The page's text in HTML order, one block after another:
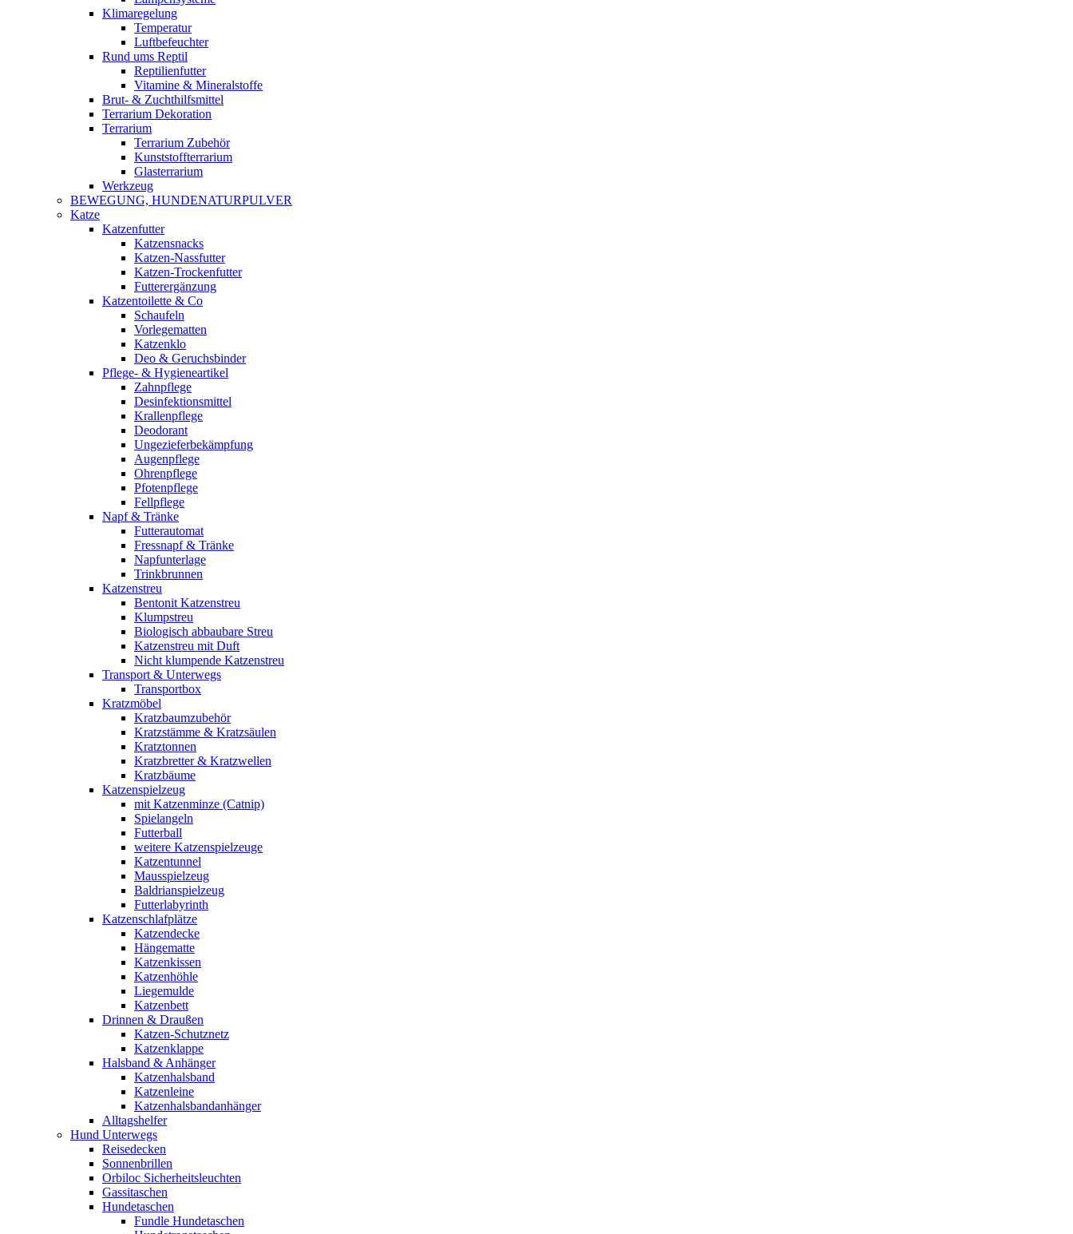
Klimaregelung
Temperatur
Luftbefeuchter
Rund ums Reptil
Reptilienfutter
Vitamine & Mineralstoffe
Brut- & Zuchthilfsmittel
Terrarium Dekoration
Terrarium
Terrarium Zubehör
Kunststoffterrarium
Glasterrarium
Werkzeug
BEWEGUNG, HUNDENATURPULVER
Katze
Katzenfutter
Katzensnacks
Katzen-Nassfutter
Katzen-Trockenfutter
Futterergänzung
Katzentoilette & Co
Schaufeln
Vorlegematten
Katzenklo
Deo & Geruchsbinder
Pflege- & Hygieneartikel
Zahnpflege
Desinfektionsmittel
Krallenpflege
Deodorant
Ungezieferbekämpfung
Augenpflege
Ohrenpflege
Pfotenpflege
Fellpflege
Napf & Tränke
Futterautomat
Fressnapf & Tränke
Napfunterlage
Trinkbrunnen
Katzenstreu
Bentonit Katzenstreu
Klumpstreu
Biologisch abbaubare Streu
Katzenstreu mit Duft
Nicht klumpende Katzenstreu
Transport & Unterwegs
Transportbox
Kratzmöbel
Kratzbaumzubehör
Kratzstämme & Kratzsäulen
Kratztonnen
Kratzbretter & Kratzwellen
Kratzbäume
Katzenspielzeug
mit Katzenminze (Catnip)
Spielangeln
Futterball
weitere Katzenspielzeuge
Katzentunnel
Mausspielzeug
Baldrianspielzeug
Futterlabyrinth
Katzenschlafplätze
Katzendecke
Hängematte
Katzenkissen
Katzenhöhle
Liegemulde
Katzenbett
Drinnen & Draußen
Katzen-Schutznetz
Katzenklappe
Halsband & Anhänger
Katzenhalsband
Katzenleine
Katzenhalsbandanhänger
Alltagshelfer
Hund Unterwegs
Reisedecken
Sonnenbrillen
Orbiloc Sicherheitsleuchten
Gassitaschen
Hundetaschen
Fundle Hundetaschen